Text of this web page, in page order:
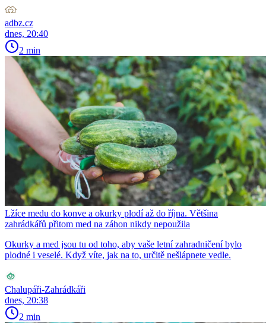
adbz.cz
dnes, 20:40
2 min
Lžíce medu do konve a okurky plodí až do října. Většina
zahrádkářů přitom med na záhon nikdy nepoužila
Okurky a med jsou tu od toho, aby vaše letní zahradničení bylo
plodné i veselé. Když víte, jak na to, určitě nešlápnete vedle.
Chalupáři-Zahrádkáři
dnes, 20:38
2 min